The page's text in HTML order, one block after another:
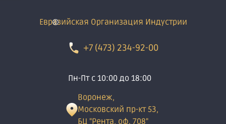
Евразийская Организация Индустрии
+7 (473) 234-92-00
Пн-Пт с 10:00 до 18:00
Воронеж,
Московский пр-кт 53,
БЦ "Рента, оф. 708"